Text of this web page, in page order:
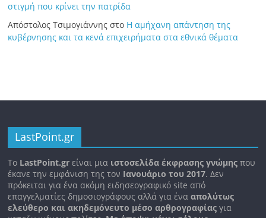
στιγμή που κρίνει την πατρίδα
Απόστολος Τσιμογιάννης στο Η αμήχανη απάντηση της
κυβέρνησης και τα κενά επιχειρήματα στα εθνικά θέματα
LastPoint.gr
To LastPoint.gr είναι μια ιστοσελίδα έκφρασης γνώμης που
έκανε την εμφάνιση της τον Ιανουάριο του 2017. Δεν
πρόκειται για ένα ακόμη ειδησεογραφικό site από
επαγγελματίες δημοσιογράφους αλλά για ένααπολύτως
ελεύθερο και ακηδεμόνευτο μέσο αρθρογραφίας για